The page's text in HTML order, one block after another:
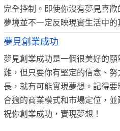
完全控制。即使你沒有夢見喜
夢境並不一定反映現實生活中的
夢見創業成功
夢見創業成功是一個很美好的
難，但只要你有堅定的信念、
長，就有可能實現夢想。記得
合適的商業模式和市場定位，並
祝你創業成功，實現夢想！